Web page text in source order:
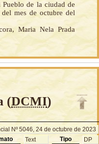
Pueblo de la ciudad de
mes de octubre del
Maria Nela Prada
(DCMI)
Nº 5046, 24 de octubre de 2023
Text Tipo
DP